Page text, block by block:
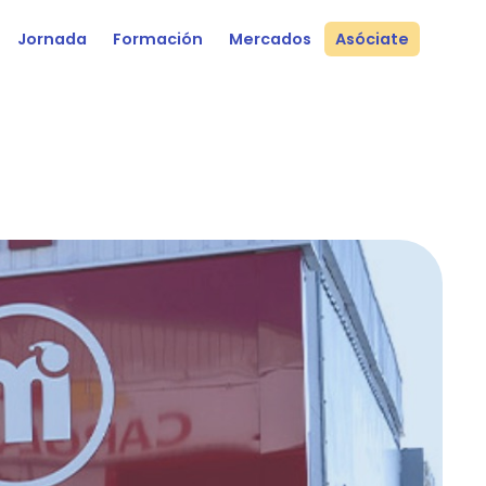
Jornada Formación Mercados Asóciate